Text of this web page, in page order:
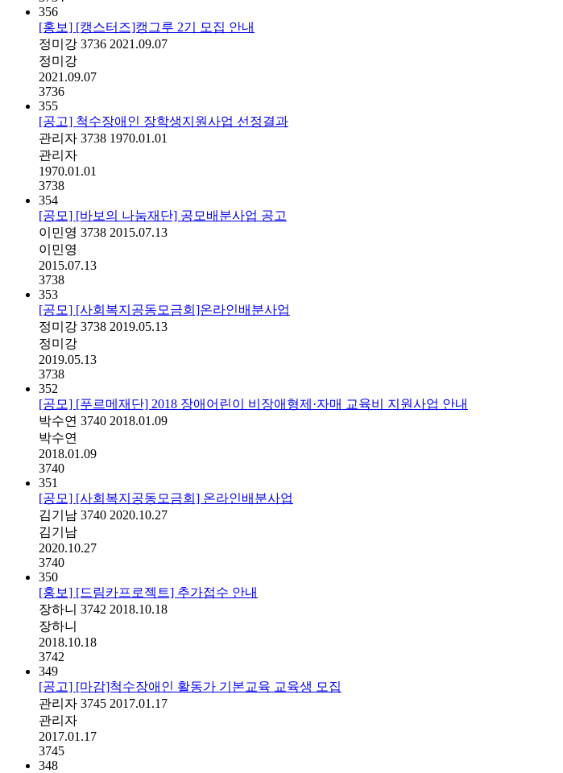
356
[홍보] [캥스터즈]캥그루 2기 모집 안내
정미강 3736 2021.09.07
정미강
2021.09.07
3736
355
[공고] 척수장애인 장학생지원사업 선정결과
관리자 3738 1970.01.01
관리자
1970.01.01
3738
354
[공모] [바보의 나눔재단] 공모배분사업 공고
이민영 3738 2015.07.13
이민영
2015.07.13
3738
353
[공모] [사회복지공동모금회]온라인배분사업
정미강 3738 2019.05.13
정미강
2019.05.13
3738
352
[공모] [푸르메재단] 2018 장애어린이 비장애형제·자매 교육비 지원사업 안내
박수연 3740 2018.01.09
박수연
2018.01.09
3740
351
[공모] [사회복지공동모금회] 온라인배분사업
김기남 3740 2020.10.27
김기남
2020.10.27
3740
350
[홍보] [드림카프로젝트] 추가접수 안내
장하니 3742 2018.10.18
장하니
2018.10.18
3742
349
[공고] [마감]척수장애인 활동가 기본교육 교육생 모집
관리자 3745 2017.01.17
관리자
2017.01.17
3745
348